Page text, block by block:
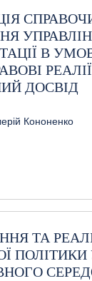
В
ДОСВІД
Кононенко
ТА
ПОЛІТИКИ